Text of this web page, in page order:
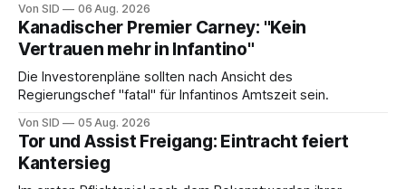
Von SID 06 Aug. 2026
Kanadischer Premier Carney: "Kein
Vertrauen mehr in Infantino"
Die Investorenpläne sollten nach Ansicht des
Regierungschef "fatal" für Infantinos Amtszeit sein.
Von SID 05 Aug. 2026
Tor und Assist Freigang: Eintracht feiert
Kantersieg